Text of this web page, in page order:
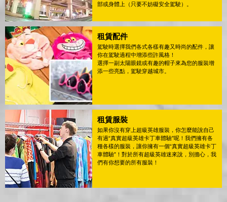
部或身體上（只要不妨礙安全駕駛）。
租賃配件
駕駛時選擇我們各式各樣有趣又時尚的配件，讓
你在駕駛過程中增添些許風格！
選擇一副太陽眼鏡或有趣的帽子來為您的服裝增
添一些亮點，駕駛穿越城市。
租賃服裝
如果你沒有穿上超級英雄服裝，你怎麼能說自己
有過“真實超級英雄卡丁車體驗”呢！我們擁有各
種各樣的服裝，讓你擁有一個“真實超級英雄卡丁
車體驗”！對於所有超級英雄迷來說，別擔心，我
們有你想要的所有服裝！